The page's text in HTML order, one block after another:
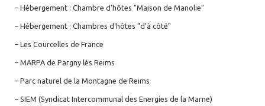
– Hébergement : Chambre d'hôtes "Maison de Manolie"
– Hébergement : Chambres d'hôtes "d'à côté"
– Les Courcelles de France
– MARPA de Pargny lès Reims
– Parc naturel de la Montagne de Reims
– SIEM (Syndicat Intercommunal des Energies de la Marne)